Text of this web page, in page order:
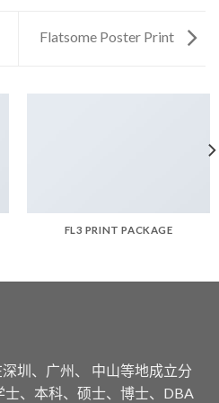
Flatsome Poster Print
FL3 PRINT PACKAGE
圳、广州、 中⼭等地成⽴分
、本科、硕⼠、博⼠、DBA